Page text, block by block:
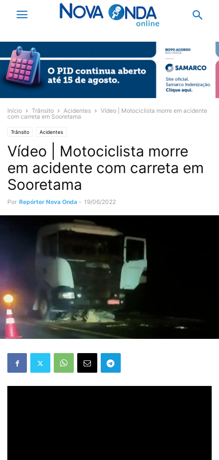
Início Trânsito Acidentes
Vídeo | Motociclista morre em acidente
com carreta em Sooretama
Trânsito Acidentes
Vídeo | Motociclista morre
em acidente com carreta em
Sooretama
Por Repórter Nova Onda - 19/06/2022